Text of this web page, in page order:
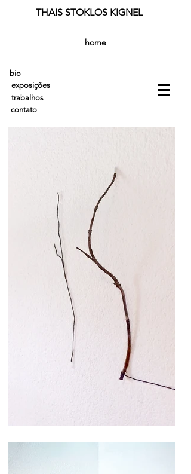
THAIS STOKLOS KIGNEL
bio
exposições
trabalhos
contato
home